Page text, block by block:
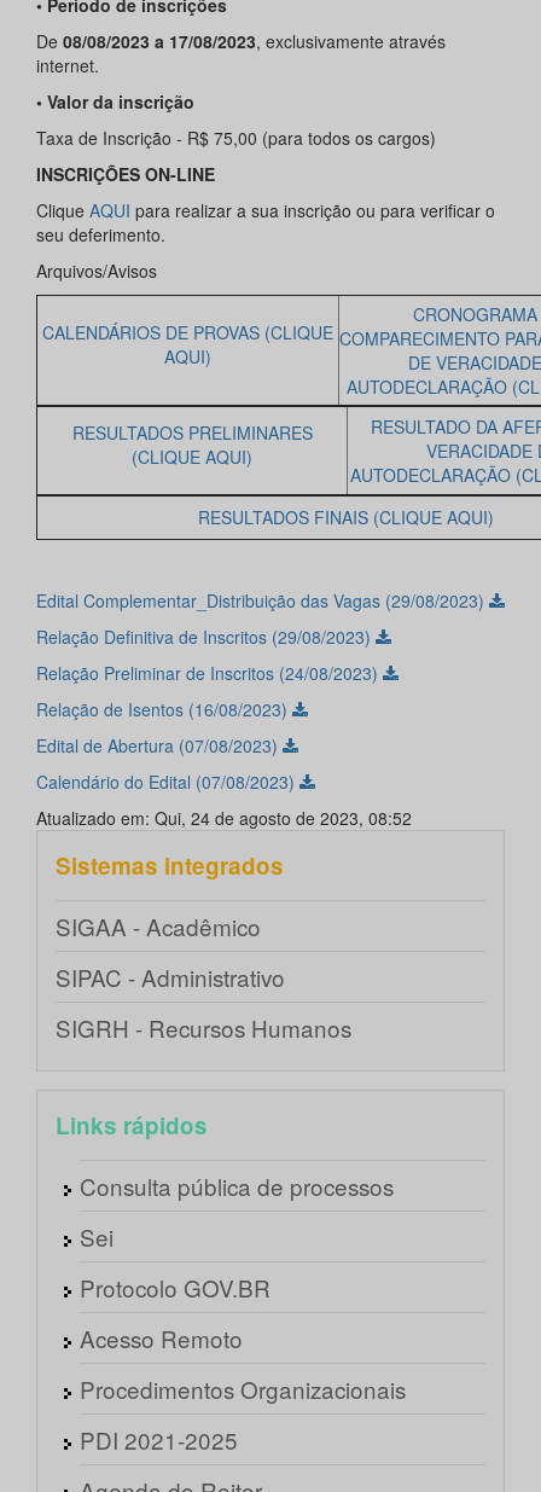
• Período de inscrições
De 08/08/2023 a 17/08/2023, exclusivamente através
internet.
• Valor da inscrição
Taxa de Inscrição - R$ 75,00 (para todos os cargos)
INSCRIÇÕES ON-LINE
Clique AQUI para realizar a sua inscrição ou para verificar o
seu deferimento.
Arquivos/Avisos
CALENDÁRIOS DE PROVAS (CLIQUE
AQUI)
COMPARECIMENTO
DE
AUTODECLARAÇÃO
RESULTADOS PRELIMINARES
(CLIQUE AQUI)
RESULTADO DA
VERACIDADE
AUTODECLARAÇÃO
RESULTADOS FINAIS (CLIQUE AQUI)
Edital Complementar_Distribuição das Vagas (29/08/2023)
Relação Definitiva de Inscritos (29/08/2023)
Relação Preliminar de Inscritos (24/08/2023)
Relação de Isentos (16/08/2023)
Edital de Abertura (07/08/2023)
Calendário do Edital (07/08/2023)
Atualizado em: Qui, 24 de agosto de 2023, 08:52
Sistemas integrados
SIGAA - Acadêmico
SIPAC - Administrativo
SIGRH - Recursos Humanos
Links rápidos
Consulta pública de processos
Sei
Protocolo GOV.BR
Acesso Remoto
Procedimentos Organizacionais
PDI 2021-2025